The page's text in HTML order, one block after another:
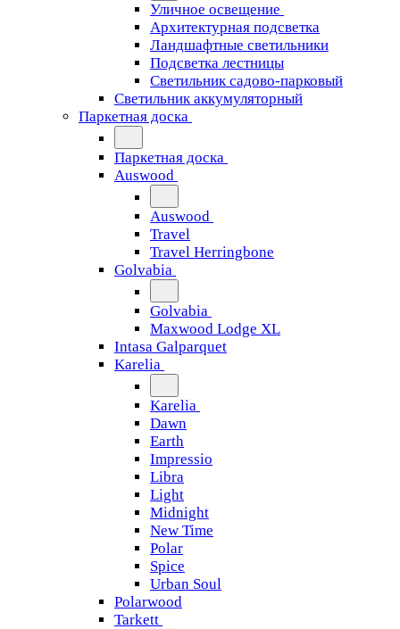
Уличное освещение
Архитектурная подсветка
Ландшафтные светильники
Подсветка лестницы
Светильник садово-парковый
Светильник аккумуляторный
Паркетная доска
Паркетная доска
Auswood
Auswood
Travel
Travel Herringbone
Golvabia
Golvabia
Maxwood Lodge XL
Intasa Galparquet
Karelia
Karelia
Dawn
Earth
Impressio
Libra
Light
Midnight
New Time
Polar
Spice
Urban Soul
Polarwood
Tarkett